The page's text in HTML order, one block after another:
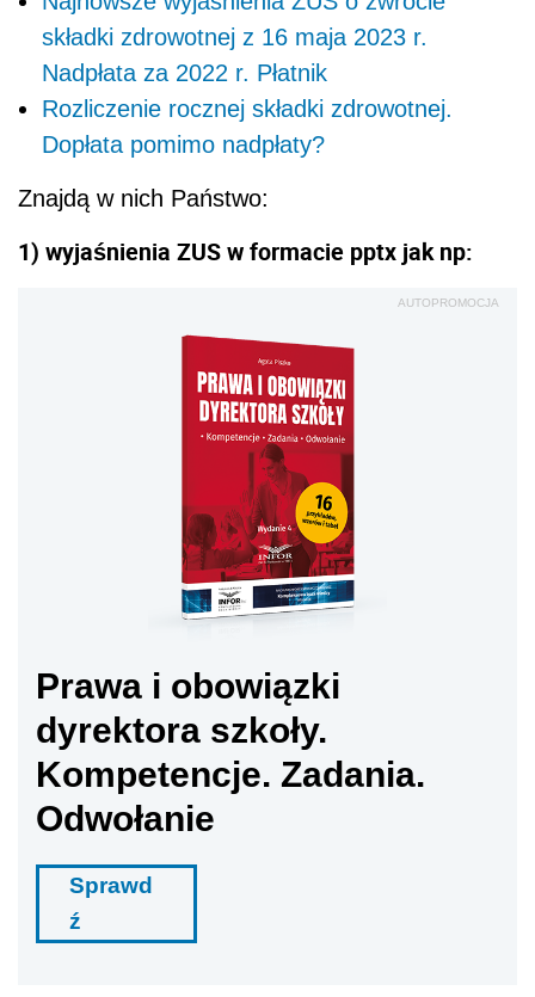
składki zdrowotnej z 16 maja 2023 r.
Nadpłata za 2022 r. Płatnik
Rozliczenie rocznej składki zdrowotnej.
Dopłata pomimo nadpłaty?
Znajdą w nich Państwo:
1) wyjaśnienia ZUS w formacie pptx jak np:
AUTOPROMOCJA
Prawa i obowiązki
dyrektora szkoły.
Kompetencje. Zadania.
Odwołanie
Sprawd
ź